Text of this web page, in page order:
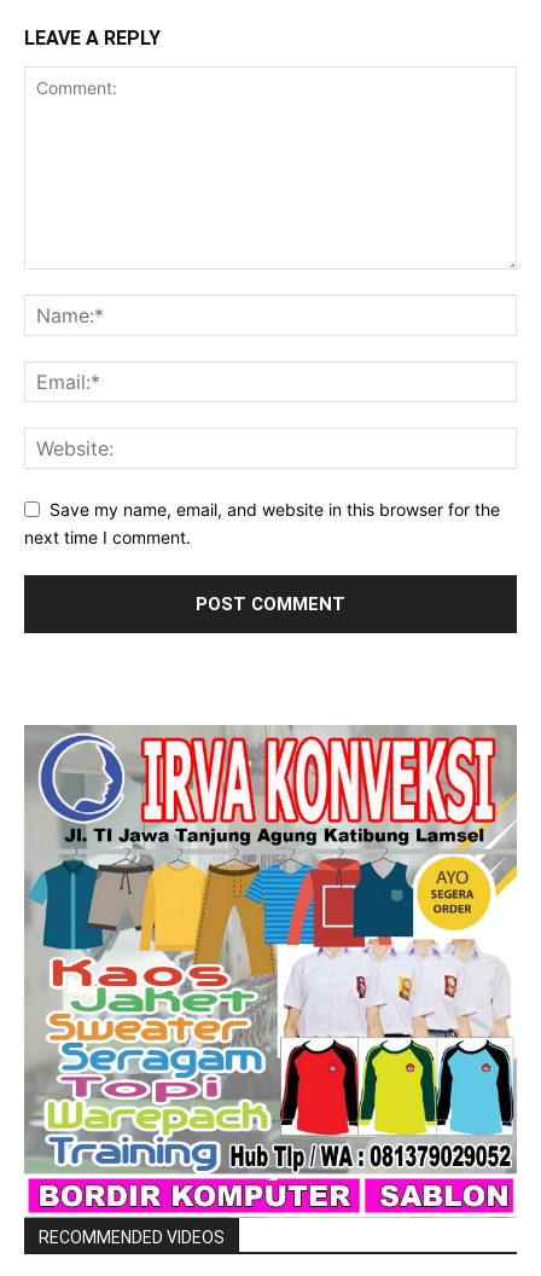
LEAVE A REPLY
Save my name, email, and website in this browser for the
next time I comment.
RECOMMENDED VIDEOS